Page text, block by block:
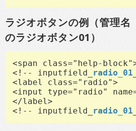
ラジオボタンの例（管理名
のラジオボタン01）
<span class="help-
<!-- inputfield_
radio_01
<label class="radio">
<input type="radio"
</label>
<!-- inputfield_
radio_01